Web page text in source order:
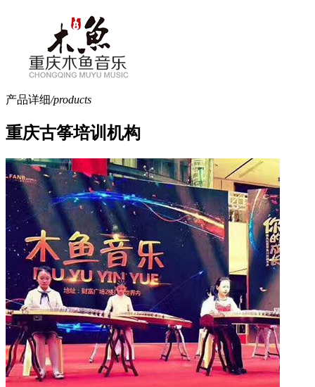
产品详细/products
重庆古筝培训机构